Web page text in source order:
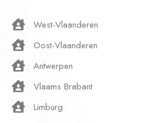
West-Vlaanderen
Oost-Vlaanderen
Antwerpen
Vlaams Brabant
Limburg